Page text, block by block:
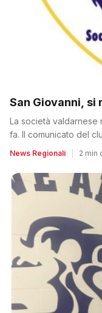
San Giovanni, si
La società valdarnese
fa. Il comunicato del
News Regionali 2 min